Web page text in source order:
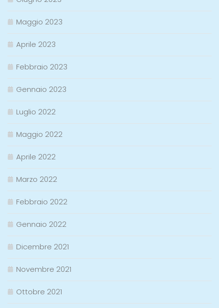
Maggio 2023
Aprile 2023
Febbraio 2023
Gennaio 2023
Luglio 2022
Maggio 2022
Aprile 2022
Marzo 2022
Febbraio 2022
Gennaio 2022
Dicembre 2021
Novembre 2021
Ottobre 2021